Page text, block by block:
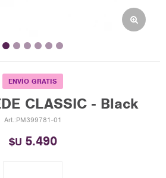
ENVÍO GRATIS
CLASSIC - Black
PM399781-01
$U 5.490